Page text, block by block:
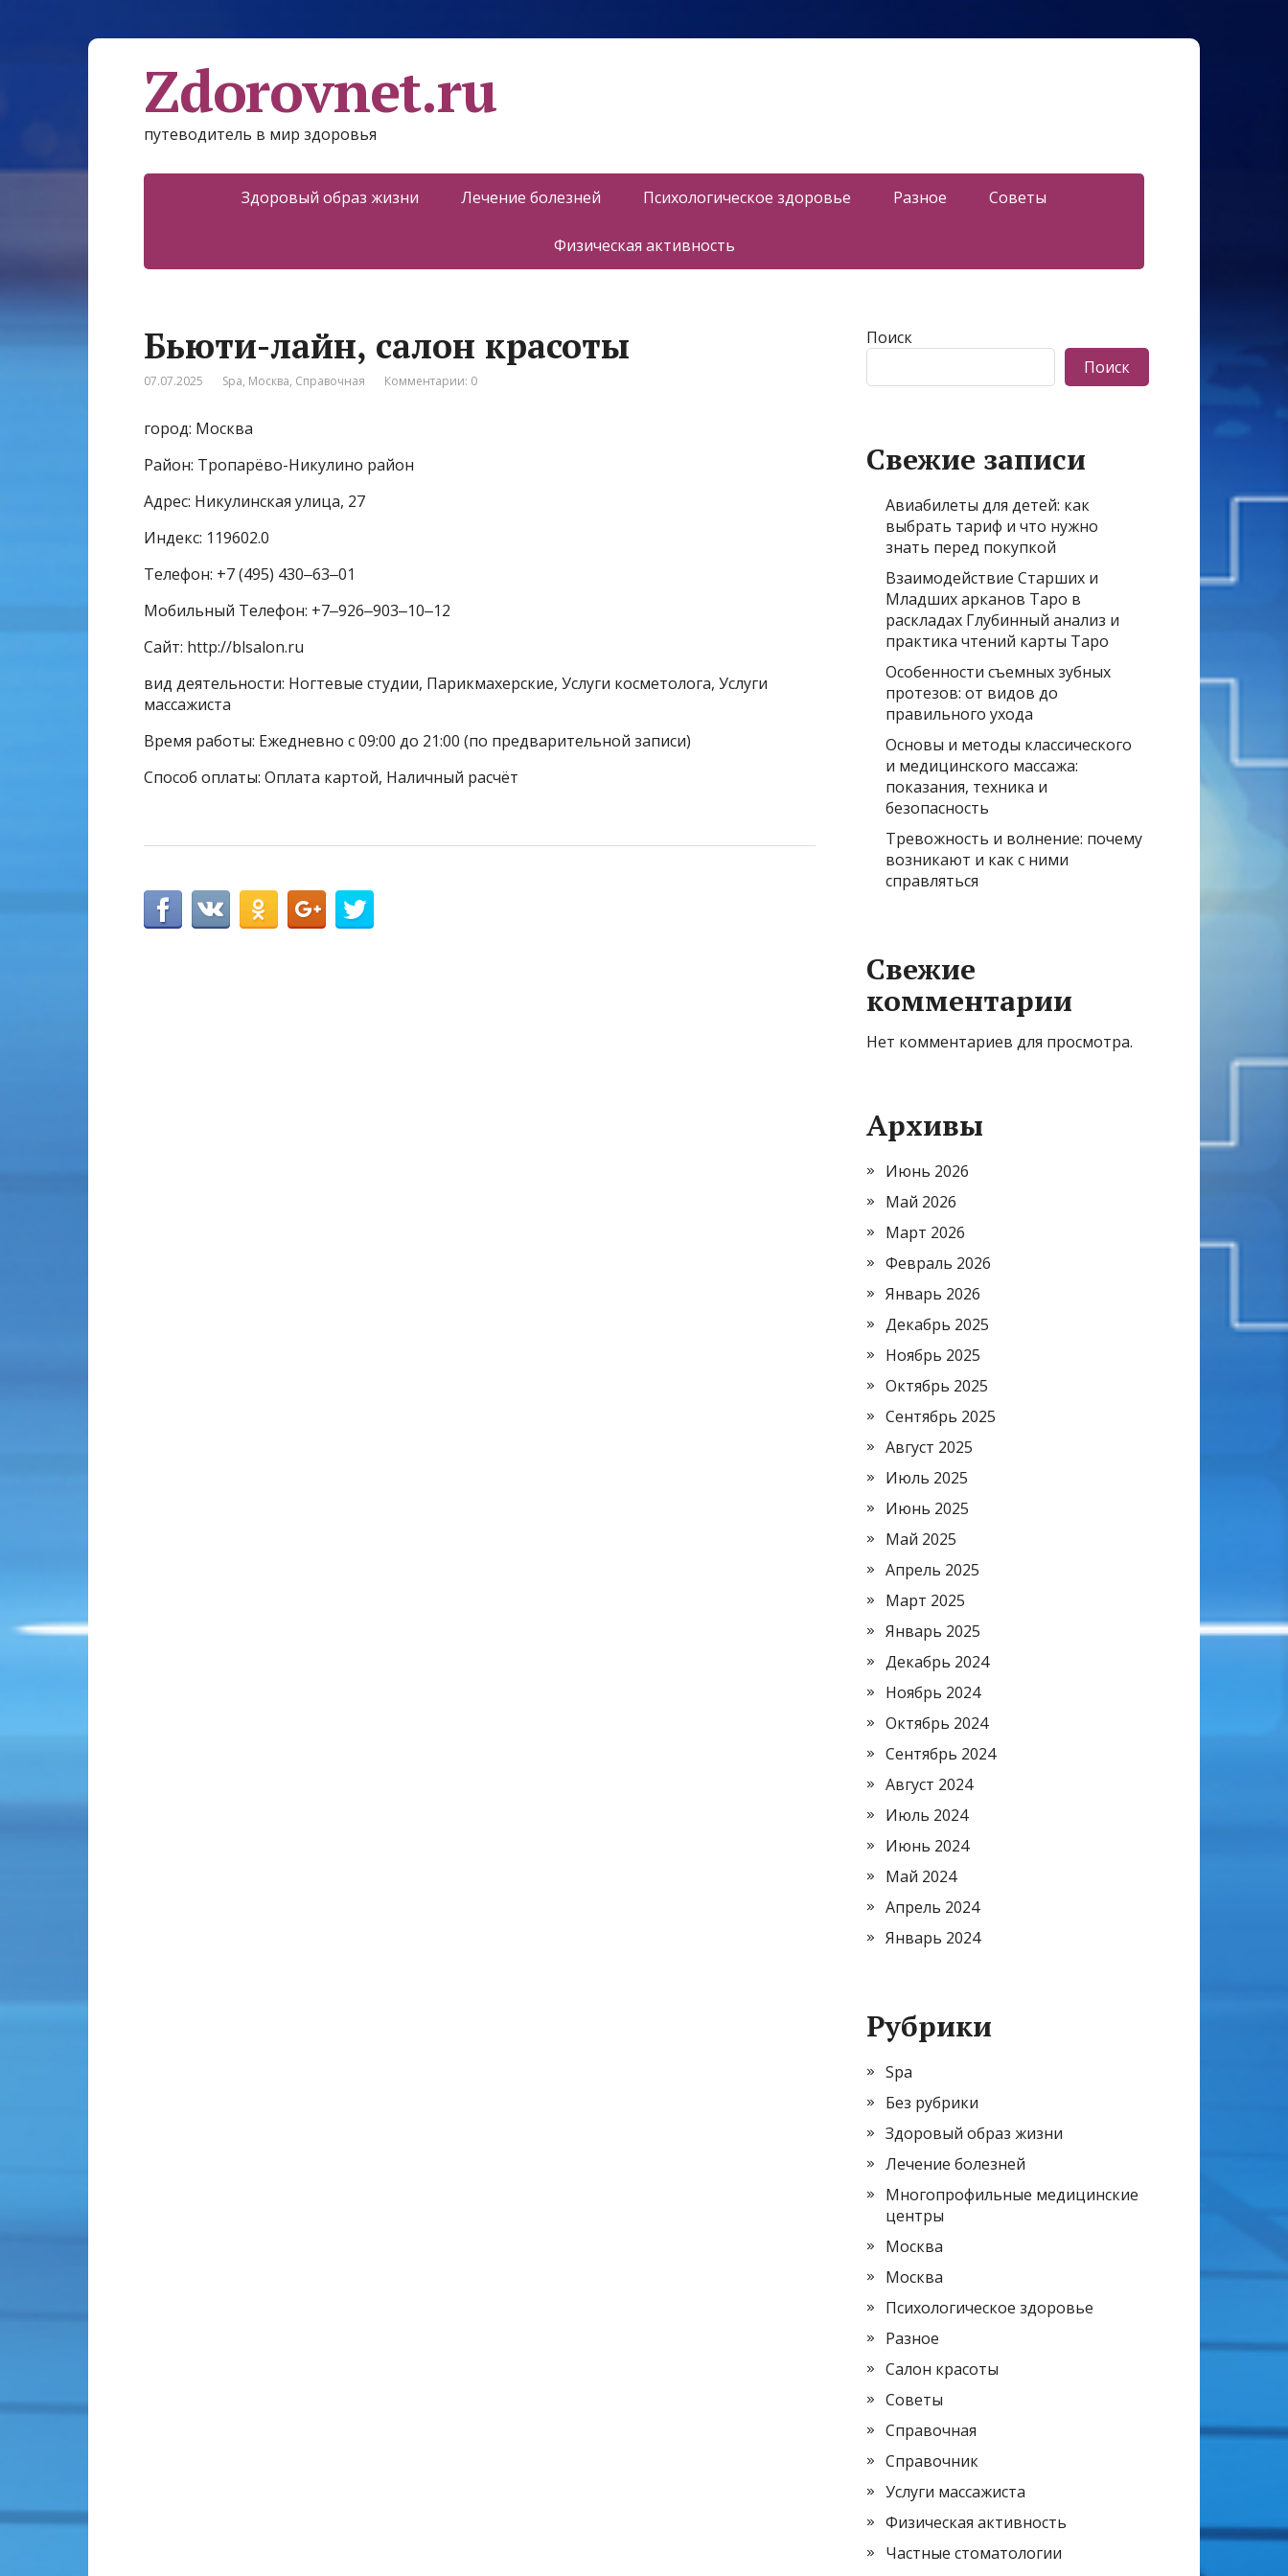
Zdorovnet.ru
путеводитель в мир здоровья
Здоровый образ жизни Лечение болезней Психологическое здоровье Разное Советы
Физическая активность
Бьюти-лайн, салон красоты
07.07.2025 Spa, Москва, Справочная Комментарии: 0
город: Москва
Район: Тропарёво-Никулино район
Адрес: Никулинская улица, 27
Индекс: 119602.0
Телефон: +7 (495) 430‒63‒01
Мобильный Телефон: +7‒926‒903‒10‒12
Сайт: http://blsalon.ru
вид деятельности: Ногтевые студии, Парикмахерские, Услуги косметолога, Услуги
массажиста
Время работы: Ежедневно с 09:00 до 21:00 (по предварительной записи)
Способ оплаты: Оплата картой, Наличный расчёт
Поиск
Поиск
Свежие записи
Авиабилеты для детей: как
выбрать тариф и что нужно
знать перед покупкой
Взаимодействие Старших и
Младших арканов Таро в
раскладах Глубинный анализ и
практика чтений карты Таро
Особенности съемных зубных
протезов: от видов до
правильного ухода
Основы и методы классического
и медицинского массажа:
показания, техника и
безопасность
Тревожность и волнение: почему
возникают и как с ними
справляться
Свежие
комментарии
Нет комментариев для просмотра.
Архивы
Июнь 2026
Май 2026
Март 2026
Февраль 2026
Январь 2026
Декабрь 2025
Ноябрь 2025
Октябрь 2025
Сентябрь 2025
Август 2025
Июль 2025
Июнь 2025
Май 2025
Апрель 2025
Март 2025
Январь 2025
Декабрь 2024
Ноябрь 2024
Октябрь 2024
Сентябрь 2024
Август 2024
Июль 2024
Июнь 2024
Май 2024
Апрель 2024
Январь 2024
Рубрики
Spa
Без рубрики
Здоровый образ жизни
Лечение болезней
Многопрофильные медицинские
центры
Москва
Москва
Психологическое здоровье
Разное
Салон красоты
Советы
Справочная
Справочник
Услуги массажиста
Физическая активность
Частные стоматологии